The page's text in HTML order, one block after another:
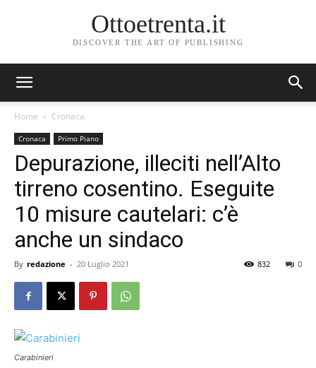
Ottoetrenta.it
DISCOVER THE ART OF PUBLISHING
Home Cronaca
Cronaca Primo Piano
Depurazione, illeciti nell’Alto
tirreno cosentino. Eseguite
10 misure cautelari: c’è
anche un sindaco
By redazione - 20 Luglio 2021 0
832
Carabinieri